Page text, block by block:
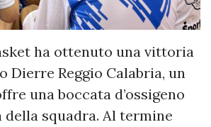
ha ottenuto una vittoria
Dierre Reggio Calabria, un
una boccata d’ossigeno
della squadra. Al termine